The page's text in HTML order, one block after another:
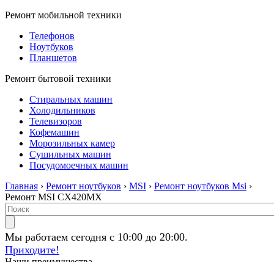
Ремонт мобильной техники
Телефонов
Ноутбуков
Планшетов
Ремонт бытовой техники
Стиральных машин
Холодильников
Телевизоров
Кофемашин
Морозильных камер
Сушильных машин
Посудомоечных машин
Главная › Ремонт ноутбуков › MSI › Ремонт ноутбуков Msi ›
Ремонт MSI CX420MX
Мы работаем сегодня с 10:00 до 20:00.
Приходите!